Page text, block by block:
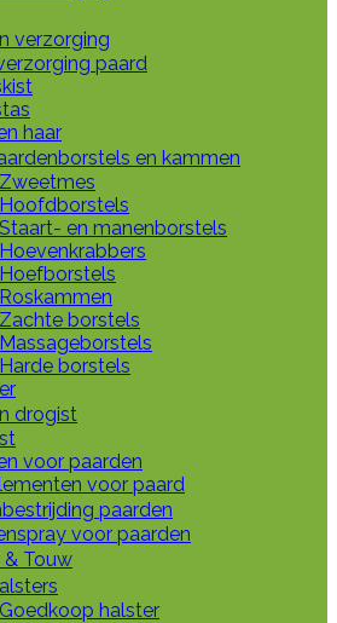
verzorging
paard
haar
en kammen
Zweetmes
Hoofdborstels
Staart- en manenborstels
Hoevenkrabbers
Hoefborstels
Roskammen
Zachte borstels
Massageborstels
Harde borstels
drogist
voor paarden
voor paard
paarden
voor paarden
& Touw
Goedkoop halster